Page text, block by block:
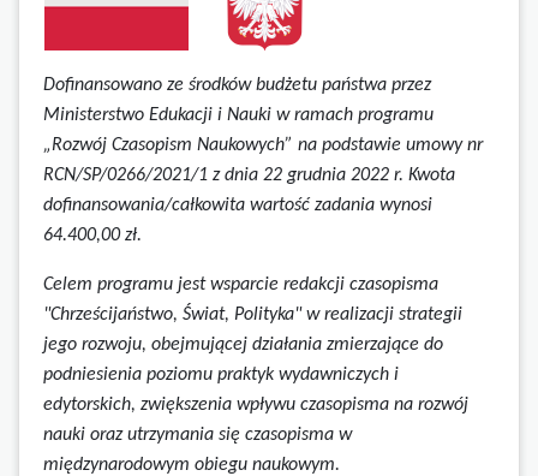
Dofinansowano ze środków budżetu państwa przez
Ministerstwo Edukacji i Nauki w ramach programu
„Rozwój Czasopism Naukowych” na podstawie umowynr
RCN/SP/0266/2021/1 z dnia 22 grudnia 2022 r. Kwota
dofinansowania/całkowita wartość zadania wynosi
64.400,00 zł.
Celem programu jest wsparcie redakcji czasopisma
"Chrześcijaństwo, Świat, Polityka" w realizacji strategii
jego rozwoju, obejmującej działania zmierzające do
podniesienia poziomu praktyk wydawniczych i
edytorskich, zwiększenia wpływu czasopisma na rozwój
nauki oraz utrzymania się czasopisma w
międzynarodowym obiegu naukowym.